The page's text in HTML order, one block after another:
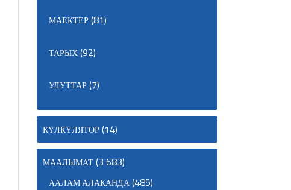
МАЕКТЕР(81)
ТАРЫХ(92)
УЛУТТАР(7)
КҮЛКҮЛЯТОР(14)
МААЛЫМАТ(3 683)
ААЛАМ АЛАКАНДА(485)